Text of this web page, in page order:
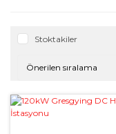
Stoktakiler